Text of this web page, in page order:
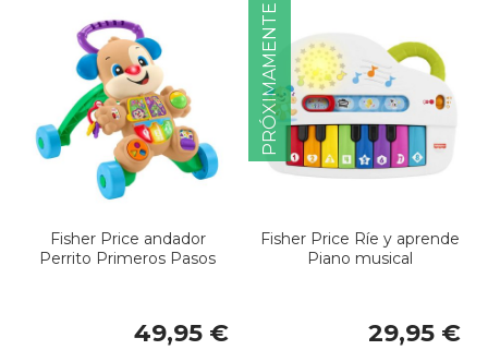
Fisher Price andador
Perrito Primeros Pasos
49,95 €
PRÓXIMAMENTE
Fisher Price Ríe y aprende
Piano musical
29,95 €